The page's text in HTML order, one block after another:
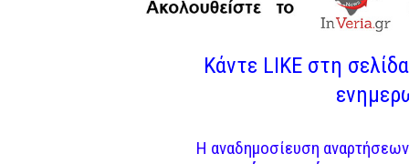
Κάντε LIKE στη
Η αναδημοσίευση